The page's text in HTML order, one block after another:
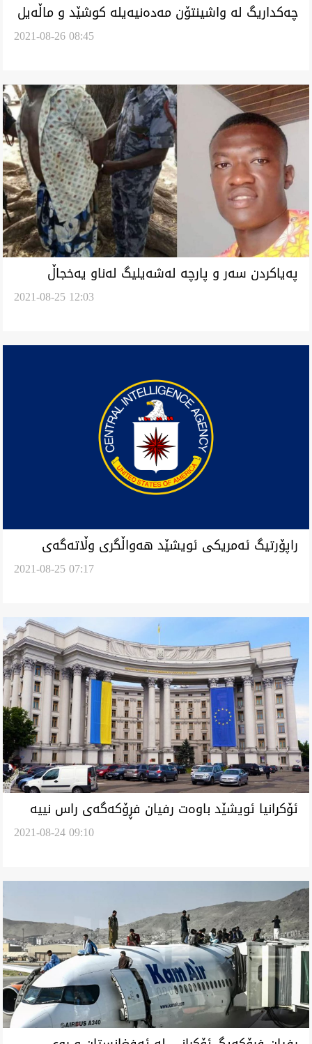
چەکداریگ لە واشینتۆن مەدەنیەیلە کوشێد و ماڵەیل
2021-08-26 08:45
پەیاکردن سەر و پارچە لەشەیلیگ لەناو یەخجاڵ
2021-08-25 12:03
راپۆرتیگ ئەمریکی ئویشێد هەواڵگری وڵاتەگەی
2021-08-25 07:17
ئۆکرانیا ئویشێد باوەت رفیان فڕۆکەگەی راس نییە
2021-08-24 09:10